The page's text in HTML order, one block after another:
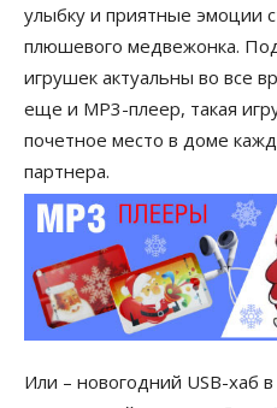
улыбку и приятные эмоции
плюшевого медвежонка.
игрушек актуальны во все
еще и MP3-плеер, такая
почетное место в доме
партнера.
Или – новогодний USB-хаб